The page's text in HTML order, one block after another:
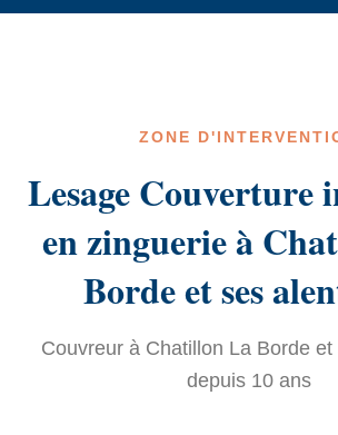
ZONE
Lesage Couverture
en zinguerie à
Borde et ses
Couvreur à Chatillon La Borde
depuis 10 ans